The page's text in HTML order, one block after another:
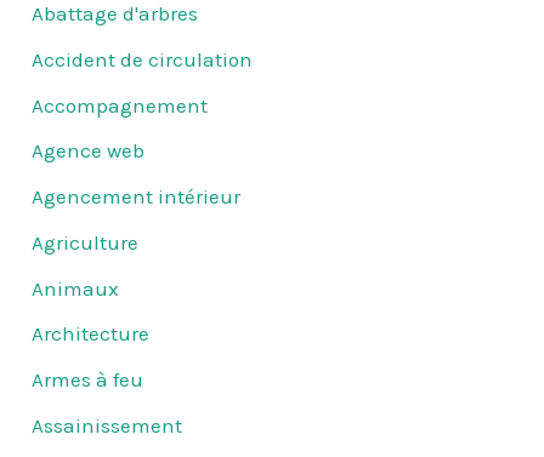
Abattage d'arbres
Accident de circulation
Accompagnement
Agence web
Agencement intérieur
Agriculture
Animaux
Architecture
Armes à feu
Assainissement